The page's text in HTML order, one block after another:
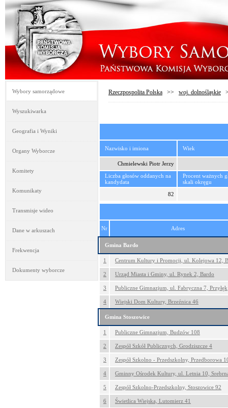
Wybory samorządowe
Wyszukiwarka
Geografia i Wyniki
Organy Wyborcze
Komitety
Komunikaty
Transmisje wideo
Dane w arkuszach
Frekwencja
Dokumenty wyborcze
Rzeczpospolita Polska >> woj. dolnośląskie
Nazwisko i imiona Wiek
Chmielewski Piotr Jerzy
Liczba głosów oddanych na
kandydata
Procent ważnych
skali okręgu
82
Nr Adres
Gmina Bardo
1 Centrum Kultury i Promocji, ul. Kolejowa 12,
2 Urząd Miasta i Gminy, ul. Rynek 2, Bardo
3 Publiczne Gimnazjum, ul. Fabryczna 7, Przyłęk
4 Wiejski Dom Kultury, Brzeźnica 46
Gmina Stoszowice
1 Publiczne Gimnazjum, Budzów 108
2 Zespół Szkół Publicznych, Grodziszcze 4
3 Zespół Szkolno - Przedszkolny, Przedborowa
4 Gminny Ośrodek Kultury, ul. Letnia 10,
5 Zespół Szkolno-Przedszkolny, Stoszowice 92
6 Świetlica Wiejska, Lutomierz 41